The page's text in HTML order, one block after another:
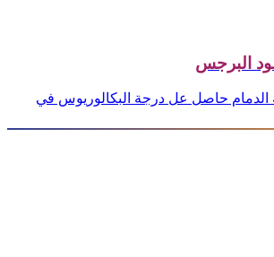
البرجس
الدمام حاصل عل درجة البكالوريوس في